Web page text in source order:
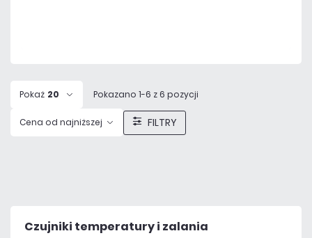
Pokaż 20 Pokazano 1-6 z 6 pozycji
Cena od najniższej FILTRY
Czujniki temperatury i zalania